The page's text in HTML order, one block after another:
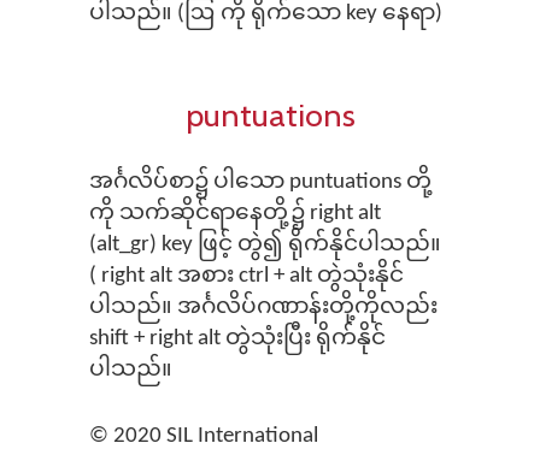
ပါသည်။ (ဩ ကို ရိုက်သော key နေရာ)
puntuations
အ​​င်္ဂလိပ်စာ၌ ပါသော puntuations တို့
ကို သက်ဆိုင်ရာနေတို့၌ right alt
(alt_gr) key ဖြင့် တွဲ၍ ရိုက်နိုင်ပါသည်။
( right alt အစား ctrl + alt တွဲသုံးနိုင်
ပါသည်။ အ​င်္ဂလိပ်ဂဏာန်းတို့ကိုလည်း
shift + right alt တွဲသုံးပြီး ရိုက်နိုင်
ပါသည်။
© 2020 SIL International